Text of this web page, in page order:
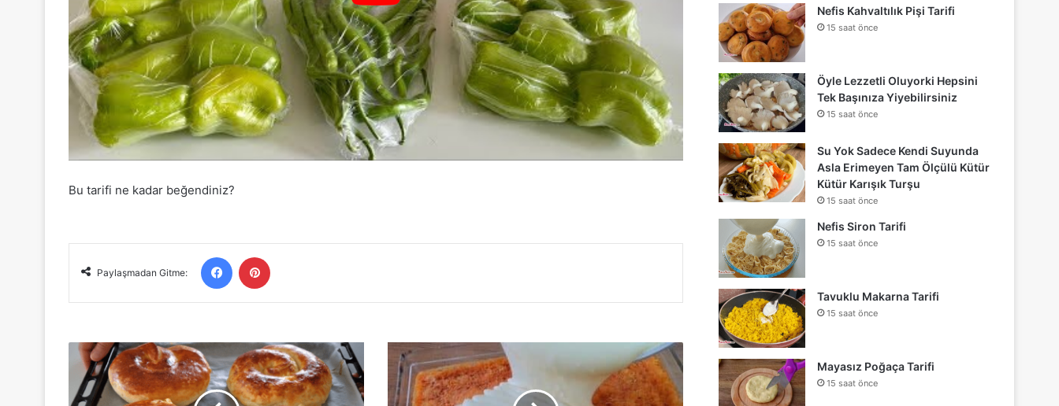
Bu tarifi ne kadar beğendiniz?
Paylaşmadan Gitme:
Facebook
Sonunda
Aradığım
Lezzeti
Buldum
Masaya
Koyduğum
Anda
Bitti
Nefis Kahvaltılık Pişi Tarifi
15 saat önce
Öyle Lezzetli Oluyorki Hepsini
Tek Başınıza Yiyebilirsiniz
15 saat önce
Su Yok Sadece Kendi Suyunda
Asla Erimeyen Tam Ölçülü Kütür
Kütür Karışık Turşu
15 saat önce
Nefis Siron Tarifi
15 saat önce
Tavuklu Makarna Tarifi
15 saat önce
Mayasız Poğaça Tarifi
15 saat önce